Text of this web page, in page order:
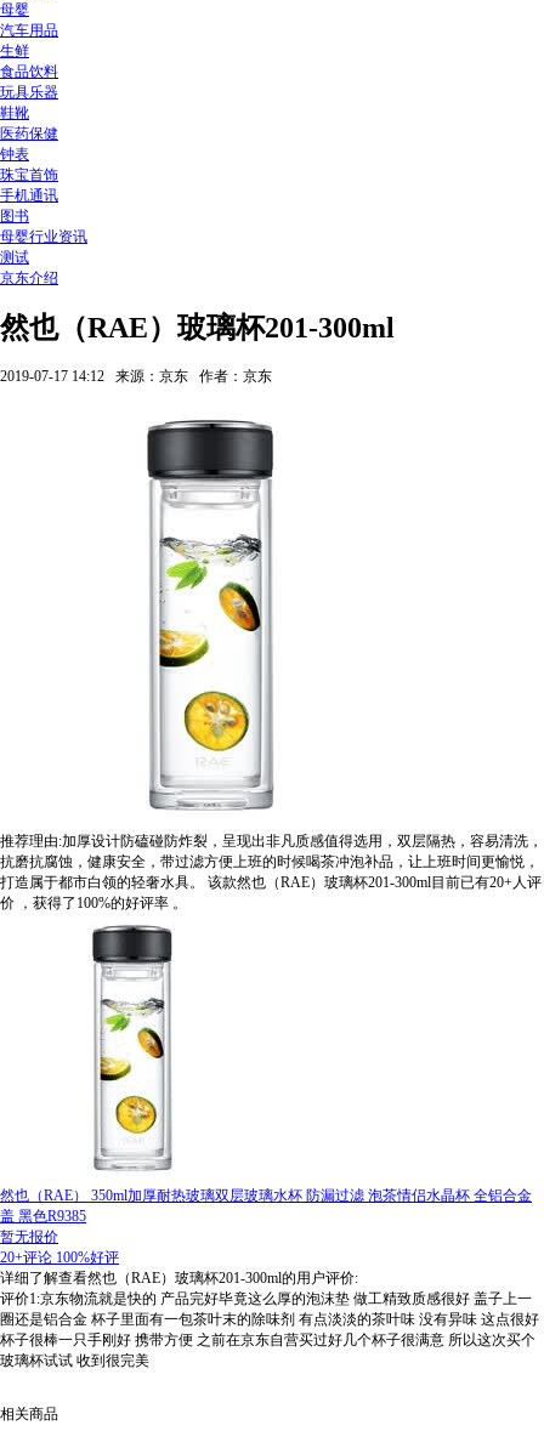
母婴
汽车用品
生鲜
食品饮料
玩具乐器
鞋靴
医药保健
钟表
珠宝首饰
手机通讯
图书
母婴行业资讯
测试
京东介绍
然也（RAE）玻璃杯201-300ml
2019-07-17 14:12 来源：京东 作者：京东
推荐理由:加厚设计防磕碰防炸裂，呈现出非凡质感值得选用，双层隔热，容易清洗，
抗磨抗腐蚀，健康安全，带过滤方便上班的时候喝茶冲泡补品，让上班时间更愉悦，
打造属于都市白领的轻奢水具。
该款然也（RAE）玻璃杯201-300ml目前已有20+人评
价 ，获得了100%的好评率 。
然也（RAE） 350ml加厚耐热玻璃双层玻璃水杯 防漏过滤 泡茶情侣水晶杯 全铝合金
盖 黑色R9385
暂无报价
20+评论 100%好评
详细了解查看然也（RAE）玻璃杯201-300ml的用户评价:
评价1:京东物流就是快的 产品完好毕竟这么厚的泡沫垫 做工精致质感很好 盖子上一
圈还是铝合金 杯子里面有一包茶叶末的除味剂 有点淡淡的茶叶味 没有异味 这点很好
杯子很棒一只手刚好 携带方便 之前在京东自营买过好几个杯子很满意 所以这次买个
玻璃杯试试 收到很完美
相关商品